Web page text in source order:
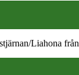
Liahona